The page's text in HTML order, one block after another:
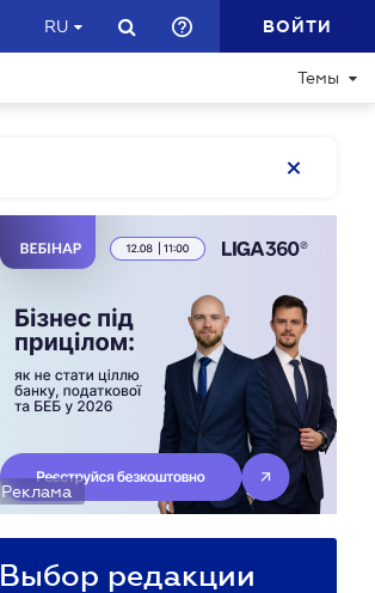
RU ВОЙТИ
Темы
Реклама
Выбор редакции